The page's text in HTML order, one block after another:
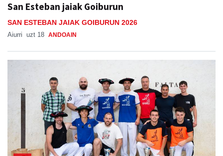
San Esteban jaiak Goiburun
SAN ESTEBAN JAIAK GOIBURUN 2026
Aiurri uzt 18 ANDOAIN